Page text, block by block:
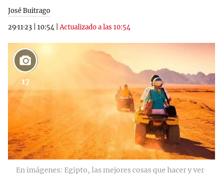
José Buitrago
29·11·23
10:54 |Actualizado a las 10:54
17
En imágenes: Egipto, las mejores cosas que hacer y ver